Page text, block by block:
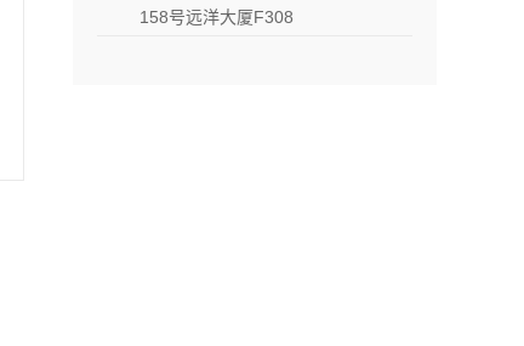
158号远洋大厦F308